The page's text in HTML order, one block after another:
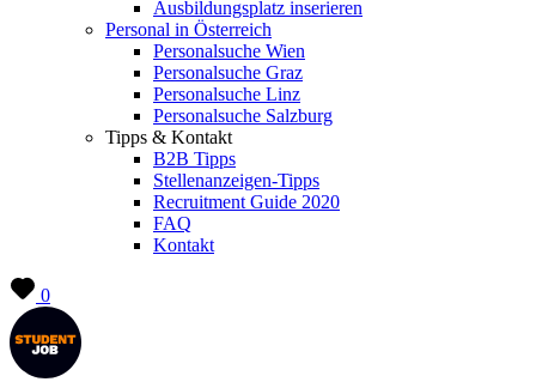
Ausbildungsplatz inserieren
Personal in Österreich
Personalsuche Wien
Personalsuche Graz
Personalsuche Linz
Personalsuche Salzburg
Tipps & Kontakt
B2B Tipps
Stellenanzeigen-Tipps
Recruitment Guide 2020
FAQ
Kontakt
0